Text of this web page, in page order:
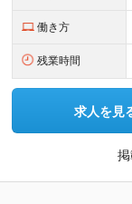
働き方
残業時間
求人を見